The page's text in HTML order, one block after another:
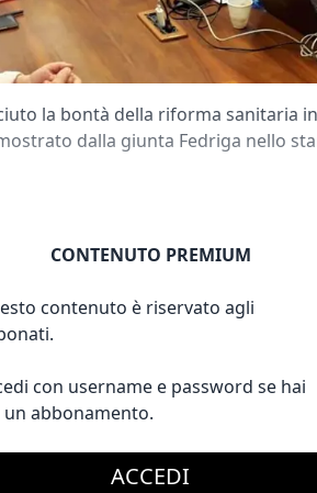
la bontà della riforma sanitaria
dalla giunta Fedriga nello
CONTENUTO PREMIUM
contenuto è riservato agli
con username e password se hai
un abbonamento.
ACCEDI